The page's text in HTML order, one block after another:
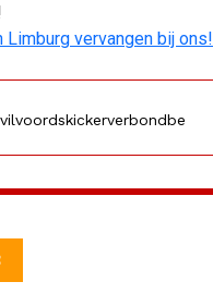
Limburg vervangen bij ons!